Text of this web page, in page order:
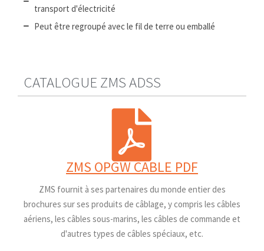
transport d'électricité
Peut être regroupé avec le fil de terre ou emballé
CATALOGUE ZMS ADSS
ZMS OPGW CABLE PDF
ZMS fournit à ses partenaires du monde entier des
brochures sur ses produits de câblage, y compris les câbles
aériens, les câbles sous-marins, les câbles de commande et
d'autres types de câbles spéciaux, etc.